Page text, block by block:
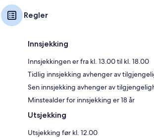
Regler
Innsjekking
Innsjekkingen er fra kl. 13.00 til kl. 18.00
Tidlig innsjekking avhenger av
Sen innsjekking avhenger av
Minstealder for innsjekking er 18 år
Utsjekking
Utsjekking før kl. 12.00